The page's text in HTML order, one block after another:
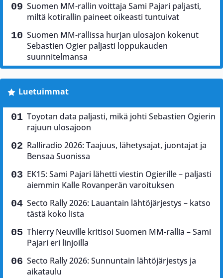
Suomen MM-rallin voittaja Sami Pajari paljasti,
miltä kotirallin paineet oikeasti tuntuivat
Suomen MM-rallissa hurjan ulosajon kokenut
Sebastien Ogier paljasti loppukauden
suunnitelmansa
Luetuimmat
Toyotan data paljasti, mikä johti Sebastien Ogierin
rajuun ulosajoon
Ralliradio 2026: Taajuus, lähetysajat, juontajat ja
Bensaa Suonissa
EK15: Sami Pajari lähetti viestin Ogierille – paljasti
aiemmin Kalle Rovanperän varoituksen
Secto Rally 2026: Lauantain lähtöjärjestys – katso
tästä koko lista
Thierry Neuville kritisoi Suomen MM-rallia – Sami
Pajari eri linjoilla
Secto Rally 2026: Sunnuntain lähtöjärjestys ja
aikataulu